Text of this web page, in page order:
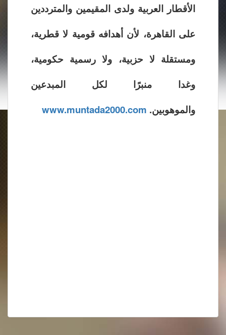
الأقطار العربية ولدى المقيمين والمترددين
على القاهرة، لأن أهدافه قومية لا قطرية،
ومستقلة لا حزبية، ولا رسمية حكومية،
وغدا منبرًا لكل المبدعين
والموهوبين. www.muntada2000.com